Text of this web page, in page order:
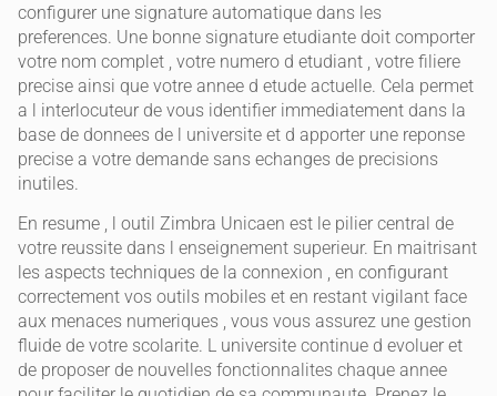
configurer une signature automatique dans les
preferences. Une bonne signature etudiante doit comporter
votre nom complet , votre numero d etudiant , votre filiere
precise ainsi que votre annee d etude actuelle. Cela permet
a l interlocuteur de vous identifier immediatement dans la
base de donnees de l universite et d apporter une reponse
precise a votre demande sans echanges de precisions
inutiles.
En resume , l outil Zimbra Unicaen est le pilier central de
votre reussite dans l enseignement superieur. En maitrisant
les aspects techniques de la connexion , en configurant
correctement vos outils mobiles et en restant vigilant face
aux menaces numeriques , vous vous assurez une gestion
fluide de votre scolarite. L universite continue d evoluer et
de proposer de nouvelles fonctionnalites chaque annee